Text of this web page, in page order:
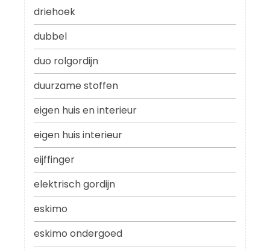
driehoek
dubbel
duo rolgordijn
duurzame stoffen
eigen huis en interieur
eigen huis interieur
eijffinger
elektrisch gordijn
eskimo
eskimo ondergoed